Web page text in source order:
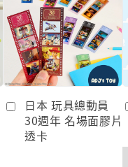
日本 玩具總動員
30週年 名場面膠片
透卡